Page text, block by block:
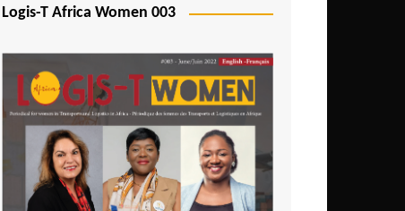
Logis-T Africa Women 003